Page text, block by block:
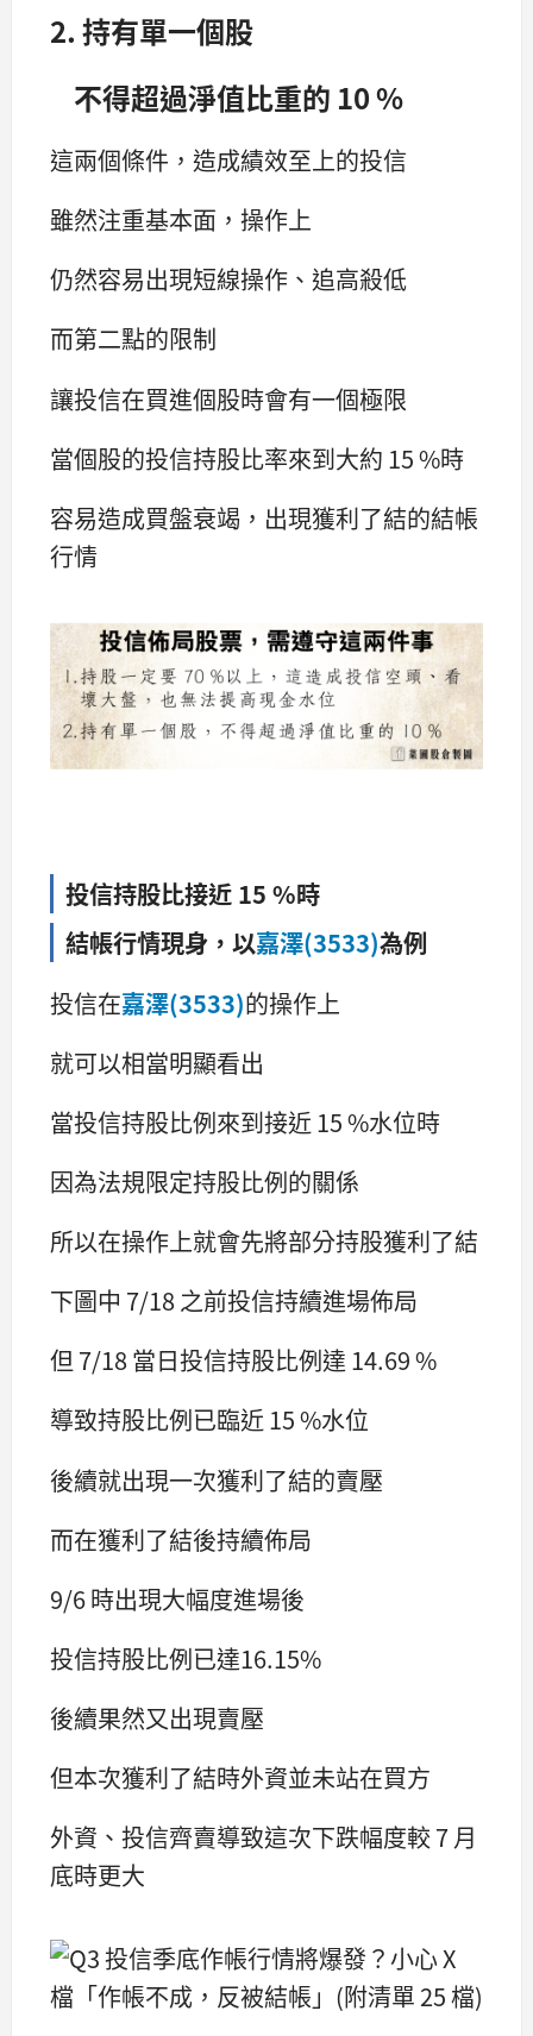
2. 持有單一個股
不得超過淨值比重的 10 %
這兩個條件，造成績效至上的投信
雖然注重基本面，操作上
仍然容易出現短線操作、追高殺低
而第二點的限制
讓投信在買進個股時會有一個極限
當個股的投信持股比率來到大約 15 %時
容易造成買盤衰竭，出現獲利了結的結帳
行情
投信持股比接近 15 %時
結帳行情現身，以嘉澤(3533)為例
投信在嘉澤(3533)的操作上
就可以相當明顯看出
當投信持股比例來到接近 15 %水位時
因為法規限定持股比例的關係
所以在操作上就會先將部分持股獲利了結
下圖中 7/18 之前投信持續進場佈局
但 7/18 當日投信持股比例達 14.69 %
導致持股比例已臨近 15 %水位
後續就出現一次獲利了結的賣壓
而在獲利了結後持續佈局
9/6 時出現大幅度進場後
投信持股比例已達16.15%
後續果然又出現賣壓
但本次獲利了結時外資並未站在買方
外資、投信齊賣導致這次下跌幅度較 7 月
底時更大